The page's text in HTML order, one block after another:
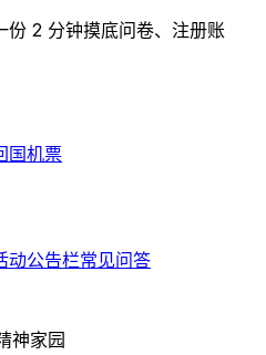
份 2 分钟摸底问卷、注册账
国机票
动公告栏常见问答
神家园